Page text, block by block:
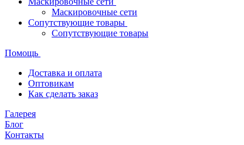
Маскировочные сети
Сопутствующие товары
Сопутствующие товары
Помощь
Доставка и оплата
Оптовикам
Как сделать заказ
Галерея
Блог
Контакты